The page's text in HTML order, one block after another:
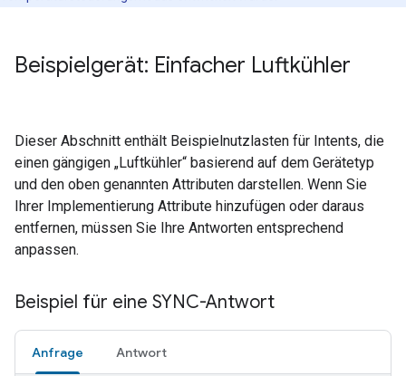
Beispielgerät: Einfacher Luftkühler
Dieser Abschnitt enthält Beispielnutzlasten für Intents, die
einen gängigen „Luftkühler“ basierend auf dem Gerätetyp
und den oben genannten Attributen darstellen. Wenn Sie
Ihrer Implementierung Attribute hinzufügen oder daraus
entfernen, müssen Sie Ihre Antworten entsprechend
anpassen.
Beispiel für eine SYNC-Antwort
Anfrage Antwort